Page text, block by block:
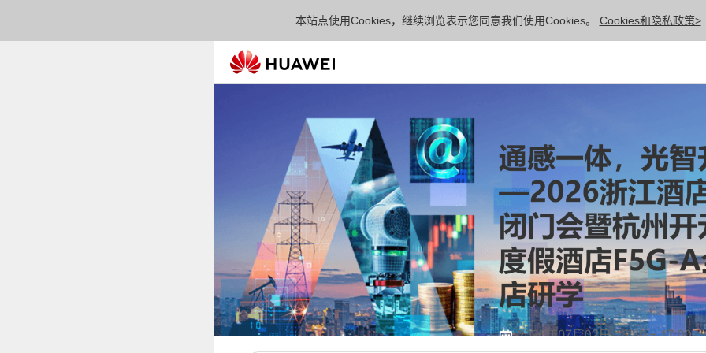
本站点使用Cookies，继续浏览表示您同意我们使用Cookies。 Cookies和隐私政策>